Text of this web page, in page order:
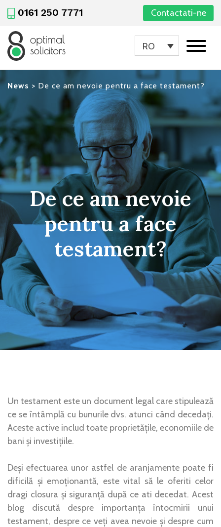
0161 250 7771 Contactati-ne
RO
News > De ce am nevoie pentru a face testament?
De ce am nevoie
pentru a face
testament?
Un testament este un document legal care stipulează
ce se întâmplă cu bunurile dvs. atunci când decedați.
Aceste active includ toate proprietățile, economiile de
bani și investițiile.
Deși efectuarea unor astfel de aranjamente poate fi
dificilă și emoționantă, este vital să le oferiti celor
dragi closura și siguranță după ce ati decedat. Acest
blog discută despre importanța întocmirii unui
testament, despre ce veți avea nevoie și despre cum